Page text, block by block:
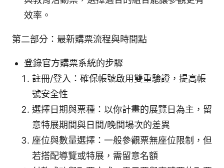
效率。
第二部分：最新購票流程與時間點
登錄官方購票系統的步驟
註冊/登入：確保帳號啟用雙重驗證，提高帳
號安全性
選擇日期與票種：以你計畫的展覽日為主，留
意特展期間與日間/晚間場次的差異
座位與數量選擇：一般參觀票無座位限制，但
若搭配導覽或特展，需留意名額